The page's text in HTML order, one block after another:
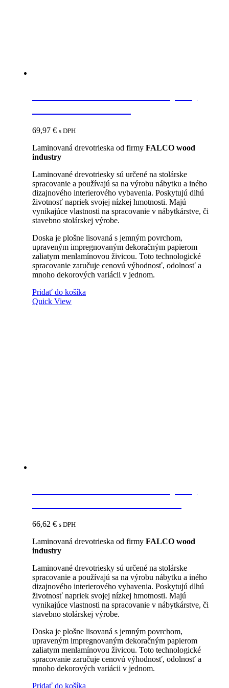
69,97 € s DPH
Laminovaná drevotrieska od firmy FALCO wood
industry
Laminované drevotriesky sú určené na stolárske
spracovanie a používajú sa na výrobu nábytku a iného
dizajnového interierového vybavenia. Poskytujú dlhú
životnosť napriek svojej nízkej hmotnosti. Majú
vynikajúce vlastnosti na spracovanie v nábytkárstve, či
stavebno stolárskej výrobe.
Doska je plošne lisovaná s jemným povrchom,
upraveným impregnovaným dekoračným papierom
zaliatym menlamínovou živicou. Toto technologické
spracovanie zaručuje cenovú výhodnosť, odolnosť a
mnoho dekorových variácii v jednom.
Pridať do košíka
Quick View
66,62 € s DPH
Laminovaná drevotrieska od firmy FALCO wood
industry
Laminované drevotriesky sú určené na stolárske
spracovanie a používajú sa na výrobu nábytku a iného
dizajnového interierového vybavenia. Poskytujú dlhú
životnosť napriek svojej nízkej hmotnosti. Majú
vynikajúce vlastnosti na spracovanie v nábytkárstve, či
stavebno stolárskej výrobe.
Doska je plošne lisovaná s jemným povrchom,
upraveným impregnovaným dekoračným papierom
zaliatym menlamínovou živicou. Toto technologické
spracovanie zaručuje cenovú výhodnosť, odolnosť a
mnoho dekorových variácii v jednom.
Pridať do košíka